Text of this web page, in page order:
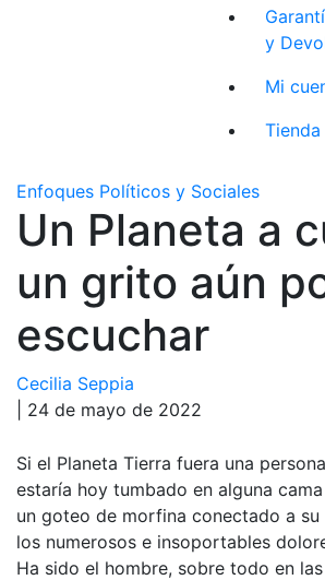
y
Mi
Tienda
Enfoques Políticos y Sociales
Un Planeta a
un grito aún
escuchar
Cecilia Seppia
| 24 de mayo de 2022
Si el Planeta Tierra fuera una
estaría hoy tumbado en alguna
un goteo de morfina conectado a
los numerosos e insoportables
Ha sido el hombre, sobre todo en